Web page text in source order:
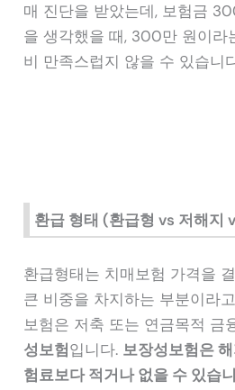
매 진단을 받았는데, 보험금
을 생각했을 때, 300만 원이라
비 만족스럽지 않을 수 있습니
환급 형태 (환급형 vs 저해지
환급형태는 치매보험 가격을
큰 비중을 차지하는 부분이라
보험은 저축 또는 연금목적 금
성보험입니다. 보장성보험은
험료보다 적거나 없을 수 있습